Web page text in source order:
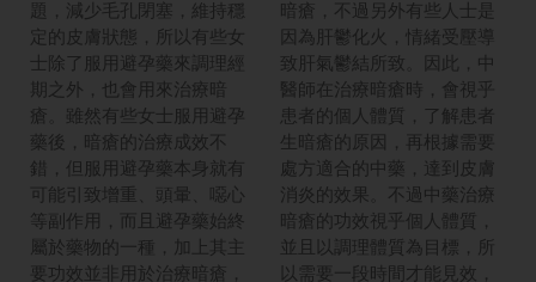
題，減少毛孔閉塞，維持穩
定的皮膚狀態，所以有些女
士除了服用避孕藥來調理經
期之外，也會用來治療暗
瘡。雖然有些女士服用避孕
藥後，暗瘡的治療成效不
錯，但服用避孕藥本身就有
可能引致增重、頭暈、噁心
等副作用，而且避孕藥始終
屬於藥物的一種，加上其主
要功效並非用於治療暗瘡，
暗瘡，不過另外有些人士是
因為肝鬱化火，情緒受壓導
致肝氣鬱結所致。因此，中
醫師在治療暗瘡時，會視乎
患者的個人體質，了解患者
生暗瘡的原因，再根據需要
處方適合的中藥，達到皮膚
消炎的效果。不過中藥治療
暗瘡的功效視乎個人體質，
並且以調理體質為目標，所
以需要一段時間才能見效，